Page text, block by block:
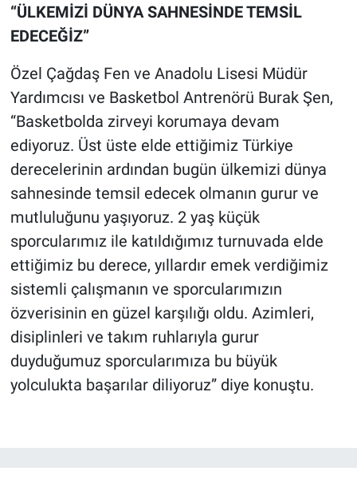
“ÜLKEMİZİ DÜNYA SAHNESİNDE TEMSİL
EDECEĞİZ”
Özel Çağdaş Fen ve Anadolu Lisesi Müdür
Yardımcısı ve Basketbol Antrenörü Burak Şen,
“Basketbolda zirveyi korumaya devam
ediyoruz. Üst üste elde ettiğimiz Türkiye
derecelerinin ardından bugün ülkemizi dünya
sahnesinde temsil edecek olmanın gurur ve
mutluluğunu yaşıyoruz. 2 yaş küçük
sporcularımız ile katıldığımız turnuvada elde
ettiğimiz bu derece, yıllardır emek verdiğimiz
sistemli çalışmanın ve sporcularımızın
özverisinin en güzel karşılığı oldu. Azimleri,
disiplinleri ve takım ruhlarıyla gurur
duyduğumuz sporcularımıza bu büyük
yolculukta başarılar diliyoruz” diye konuştu.